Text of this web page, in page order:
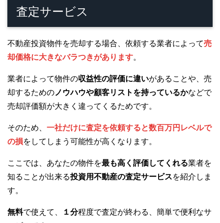
査定サービス
不動産投資物件を売却する場合、依頼する業者によって売
却価格に大きなバラつきがあります。
業者によって物件の収益性の評価に違いがあることや、売
却するためのノウハウや顧客リストを持っているかなどで
売却評価額が大きく違ってくるためです。
そのため、 一社だけに査定を依頼すると数百万円レベルで
の損をしてしまう可能性が高くなります。
ここでは、あなたの物件を最も高く評価してくれる業者を
知ることが出来る投資用不動産の査定サービスを紹介しま
す。
無料で使えて、 １分程度で査定が終わる、簡単で便利なサ